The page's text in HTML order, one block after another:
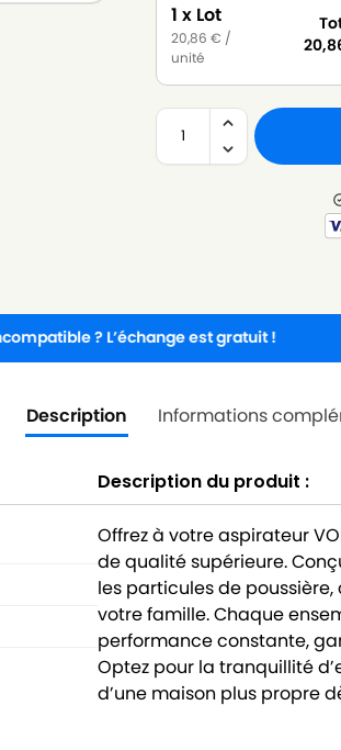
1 x Lot
20,86€ /
unité
? L’échange est gratuit !
Description Informations
Description du produit :
Offrez à votre aspirateur
de qualité supérieure.
les particules de
votre famille. Chaque
performance constante,
Optez pour la tranquillité
d’une maison plus propre